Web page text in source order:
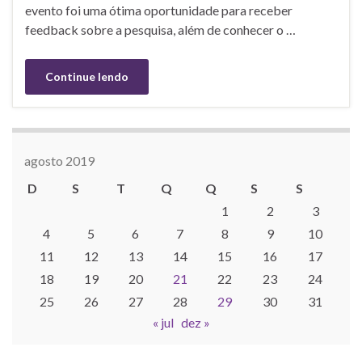
evento foi uma ótima oportunidade para receber
feedback sobre a pesquisa, além de conhecer o …
Continue lendo
agosto 2019
D
S T Q Q S
S
1
2
3
4
5 6 7 8 9
10
11
12 13 14 15 16
17
18
19 20 21 22 23
24
25
26 27 28 29 30
31
« jul dez »